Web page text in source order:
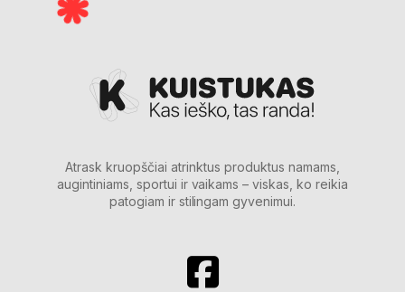
Atrask kruopščiai atrinktus produktus namams,
augintiniams, sportui ir vaikams – viskas, ko reikia
patogiam ir stilingam gyvenimui.